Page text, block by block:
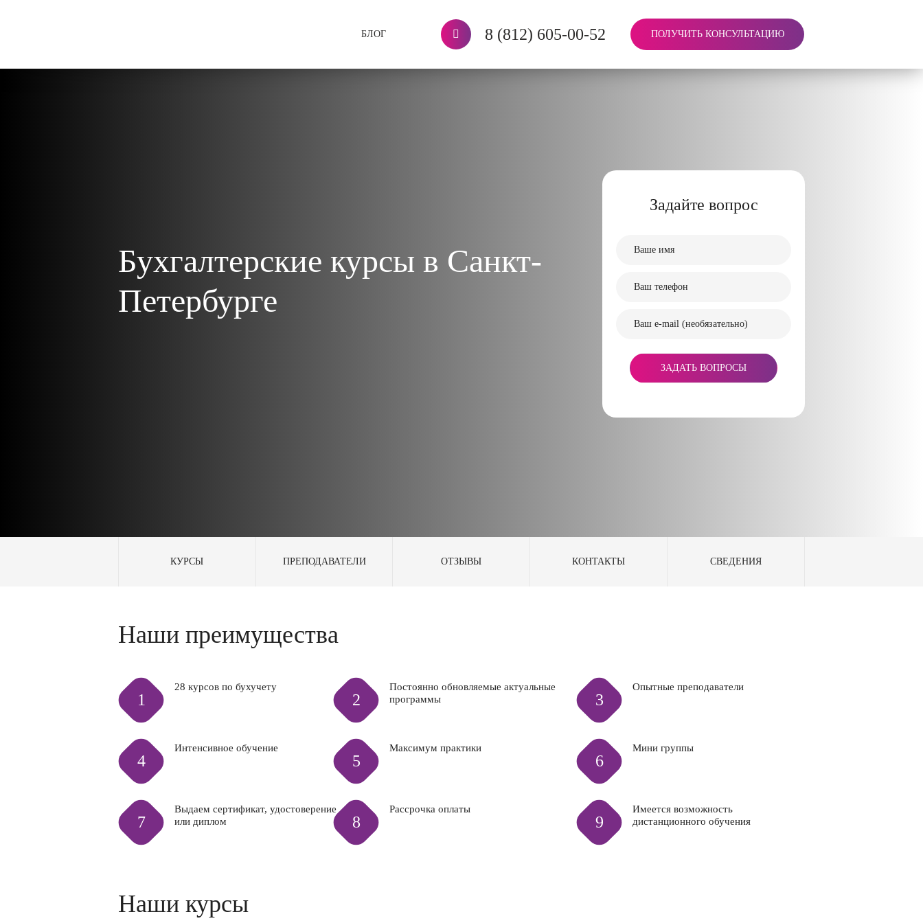
БЛОГ 8 (812) 605-00-52 ПОЛУЧИТЬ КОНСУЛЬТАЦИЮ
Бухгалтерские курсы в Санкт-
Петербурге
Задайте вопрос
ЗАДАТЬ ВОПРОСЫ
КУРСЫ ПРЕПОДАВАТЕЛИ ОТЗЫВЫ КОНТАКТЫ СВЕДЕНИЯ
Наши преимущества
1
28 курсов по бухучету
2
Постоянно обновляемые актуальные
программы
3
Опытные преподаватели
4
Интенсивное обучение
5
Максимум практики
6
Мини группы
7
Выдаем сертификат, удостоверение
или диплом
8
Рассрочка оплаты
9
Имеется возможность
дистанционного обучения
Наши курсы